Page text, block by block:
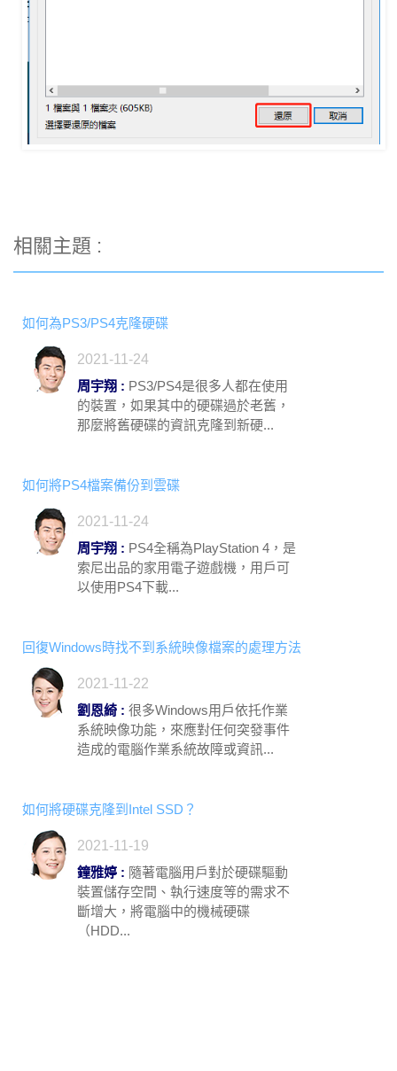
相關主題 :
如何為PS3/PS4克隆硬碟
2021-11-24
周宇翔 : PS3/PS4是很多人都在使用
的裝置，如果其中的硬碟過於老舊，
那麼將舊硬碟的資訊克隆到新硬...
如何將PS4檔案備份到雲碟
2021-11-24
周宇翔 : PS4全稱為PlayStation 4，是
索尼出品的家用電子遊戲機，用戶可
以使用PS4下載...
回復Windows時找不到系統映像檔案的處理方法
2021-11-22
劉恩綺 : 很多Windows用戶依托作業
系統映像功能，來應對任何突發事件
造成的電腦作業系統故障或資訊...
如何將硬碟克隆到Intel SSD？
2021-11-19
鐘雅婷 : 隨著電腦用戶對於硬碟驅動
裝置儲存空間、執行速度等的需求不
斷增大，將電腦中的機械硬碟
（HDD...